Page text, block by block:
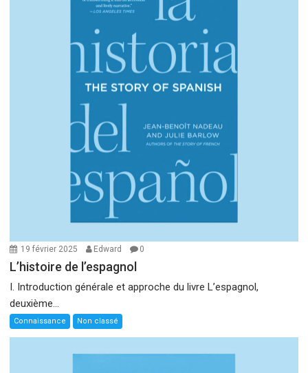
19 février 2025 Edward 0
L’histoire de l’espagnol
I. Introduction générale et approche du livre L’espagnol,
deuxième...
Connaissance Non classé